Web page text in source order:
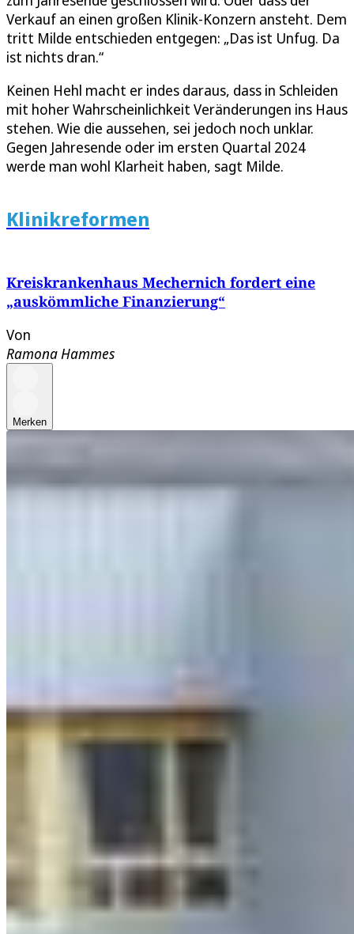
Verkauf an einen großen Klinik-Konzern ansteht. Dem
tritt Milde entschieden entgegen: „Das ist Unfug. Da
ist nichts dran.“
Keinen Hehl macht er indes daraus, dass in Schleiden
mit hoher Wahrscheinlichkeit Veränderungen ins Haus
stehen. Wie die aussehen, sei jedoch noch unklar.
Gegen Jahresende oder im ersten Quartal 2024
werde man wohl Klarheit haben, sagt Milde.
Klinikreformen
Kreiskrankenhaus Mechernich fordert eine
„auskömmliche Finanzierung“
Von
Ramona Hammes
Merken